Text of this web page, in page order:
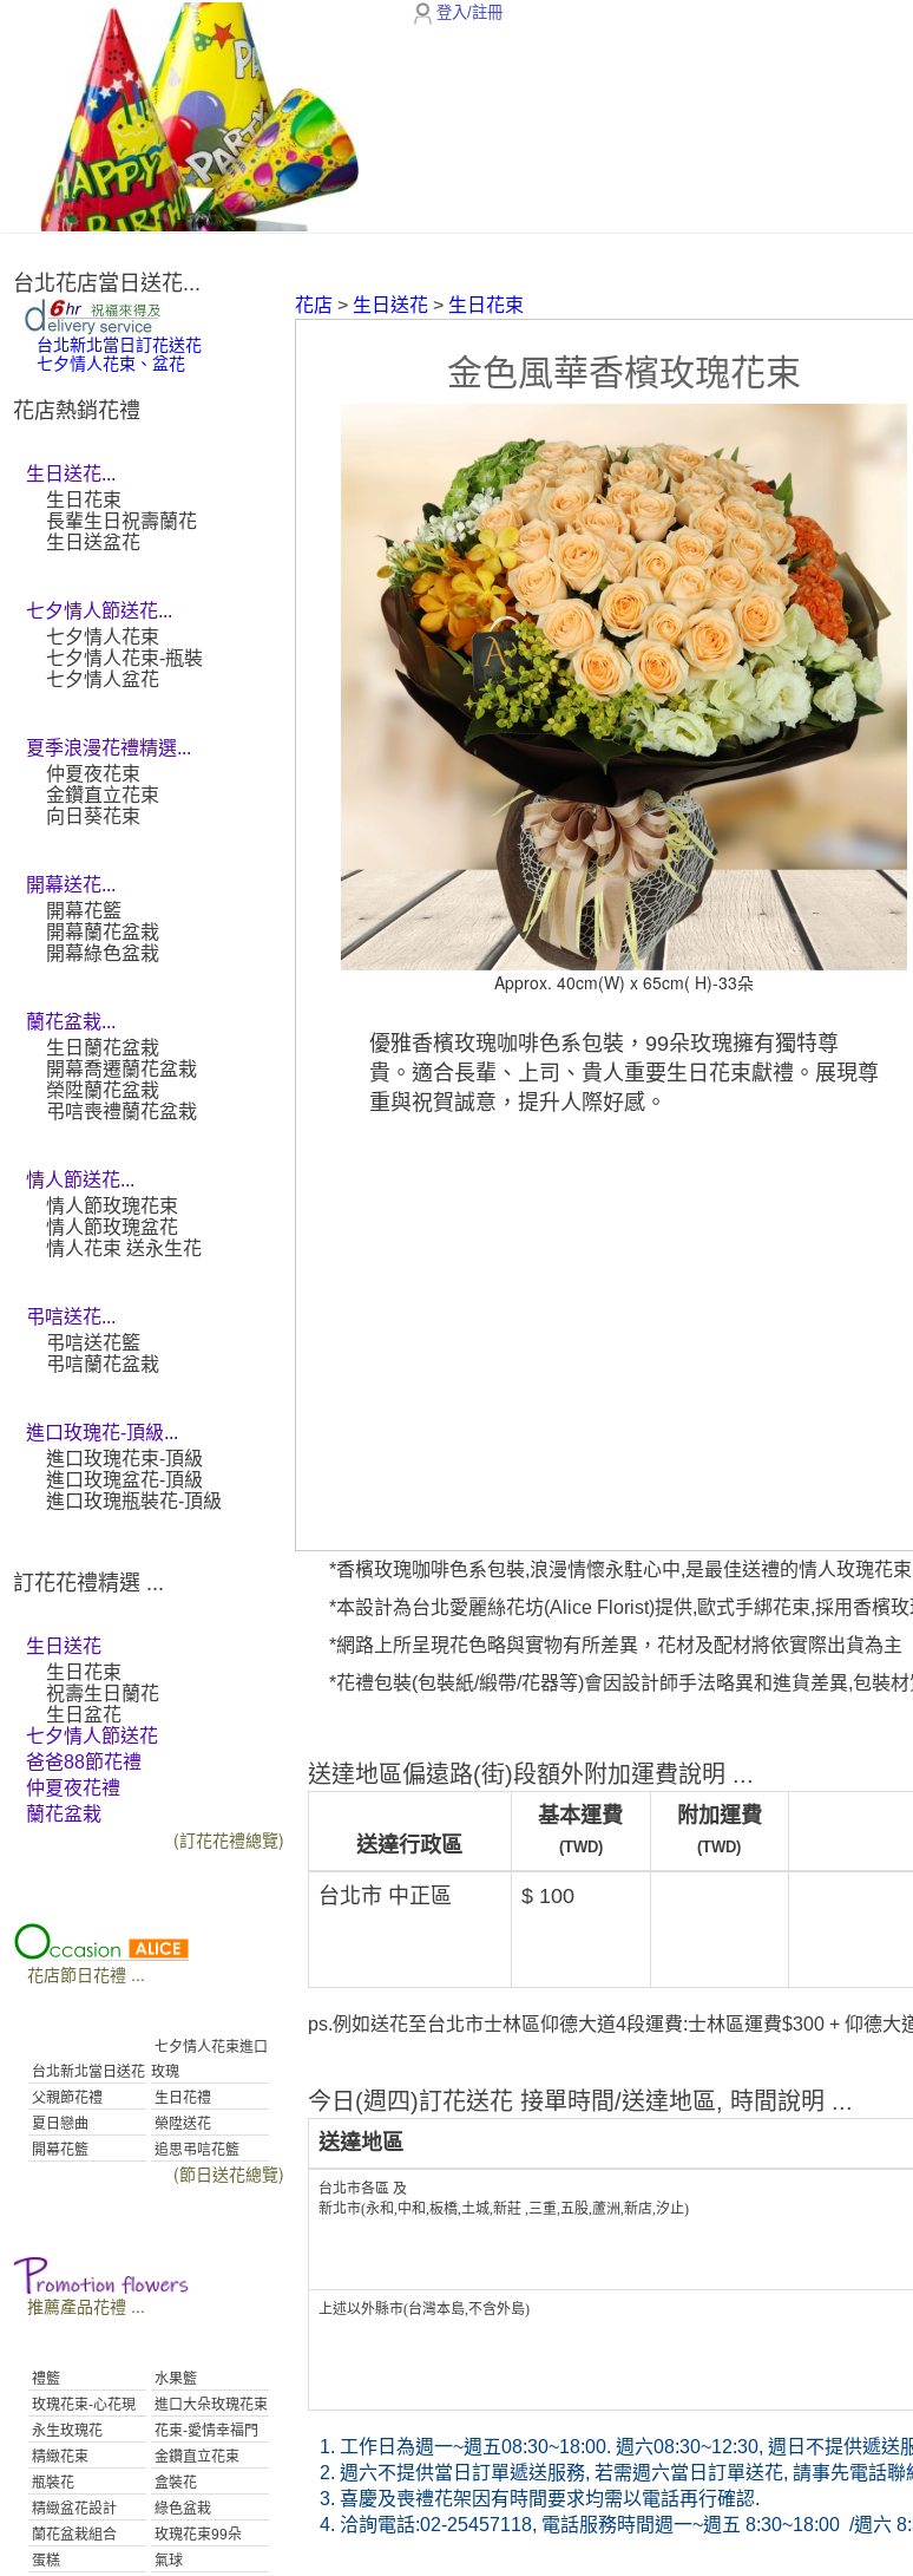
登入/註冊
台北花店當日送花...
台北新北當日訂花送花
七夕情人花束、盆花
花店熱銷花禮
生日送花...
生日花束
長輩生日祝壽蘭花
生日送盆花
七夕情人節送花...
七夕情人花束
七夕情人花束-瓶裝
七夕情人盆花
夏季浪漫花禮精選...
仲夏夜花束
金鑽直立花束
向日葵花束
開幕送花...
開幕花籃
開幕蘭花盆栽
開幕綠色盆栽
蘭花盆栽...
生日蘭花盆栽
開幕喬遷蘭花盆栽
榮陞蘭花盆栽
弔唁喪禮蘭花盆栽
情人節送花...
情人節玫瑰花束
情人節玫瑰盆花
情人花束 送永生花
弔唁送花...
弔唁送花籃
弔唁蘭花盆栽
進口玫瑰花-頂級...
進口玫瑰花束-頂級
進口玫瑰盆花-頂級
進口玫瑰瓶裝花-頂級
訂花花禮精選 ...
生日送花
生日花束
祝壽生日蘭花
生日盆花
七夕情人節送花
爸爸88節花禮
仲夏夜花禮
蘭花盆栽
(訂花花禮總覽)
花店節日花禮 ...
台北新北當日送花
七夕情人花束進口
玫瑰
父親節花禮
生日花禮
夏日戀曲
榮陞送花
開幕花籃
追思弔唁花籃
(節日送花總覽)
推薦產品花禮 ...
禮籃
水果籃
玫瑰花束-心花現
進口大朵玫瑰花束
永生玫瑰花
花束-愛情幸福門
精緻花束
金鑽直立花束
瓶裝花
盒裝花
精緻盆花設計
綠色盆栽
蘭花盆栽組合
玫瑰花束99朵
蛋糕
氣球
花店 > 生日送花 > 生日花束
金色風華香檳玫瑰花束
Approx. 40cm(W) x 65cm( H)-33朵
優雅香檳玫瑰咖啡色系包裝，99朵玫瑰擁有獨特尊
貴。適合長輩、上司、貴人重要生日花束獻禮。展現尊
重與祝賀誠意，提升人際好感。
*香檳玫瑰咖啡色系包裝,浪漫情懷永駐心中,是最佳送禮的情人玫瑰花束
*本設計為台北愛麗絲花坊(Alice Florist)提供,歐式手綁花束,採用香檳
*網路上所呈現花色略與實物有所差異，花材及配材將依實際出貨為主
*花禮包裝(包裝紙/緞帶/花器等)會因設計師手法略異和進貨差異,包裝
送達地區偏遠路(街)段額外附加運費說明 ...
送達行政區
基本運費
(TWD)
附加運費
(TWD)
台北市 中正區 $ 100
ps.例如送花至台北市士林區仰德大道4段運費:士林區運費$300 + 仰德
今日(週四)訂花送花 接單時間/送達地區, 時間說明 ...
送達地區
台北市各區 及
新北市(永和,中和,板橋,土城,新莊 ,三重,五股,蘆洲,新店,汐止)
上述以外縣市(台灣本島,不含外島)
1. 工作日為週一~週五08:30~18:00. 週六08:30~12:30, 週日不提供遞送
2.週六不提供當日訂單遞送服務, 若需週六當日訂單送花, 請事先電話聯
3.喜慶及喪禮花架因有時間要求均需以電話再行確認.
4. 洽詢電話:02-25457118, 電話服務時間週一~週五 8:30~18:00 /週六